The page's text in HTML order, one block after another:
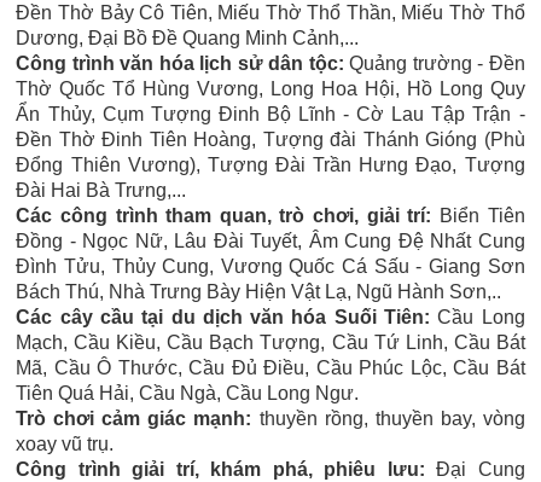
Đền Thờ Bảy Cô Tiên, Miếu Thờ Thổ Thần, Miếu Thờ Thổ
Dương, Đại Bồ Đề Quang Minh Cảnh,...
Công trình văn hóa lịch sử dân tộc: Quảng trường - Đền
Thờ Quốc Tổ Hùng Vương, Long Hoa Hội, Hồ Long Quy
Ẩn Thủy, Cụm Tượng Đinh Bộ Lĩnh - Cờ Lau Tập Trận -
Đền Thờ Đinh Tiên Hoàng, Tượng đài Thánh Gióng (Phù
Đổng Thiên Vương), Tượng Đài Trần Hưng Đạo, Tượng
Đài Hai Bà Trưng,...
Các công trình tham quan, trò chơi, giải trí: Biển Tiên
Đồng - Ngọc Nữ, Lâu Đài Tuyết, Âm Cung Đệ Nhất Cung
Đình Tửu, Thủy Cung, Vương Quốc Cá Sấu - Giang Sơn
Bách Thú, Nhà Trưng Bày Hiện Vật Lạ, Ngũ Hành Sơn,..
Các cây cầu tại du dịch văn hóa Suối Tiên: Cầu Long
Mạch, Cầu Kiều, Cầu Bạch Tượng, Cầu Tứ Linh, Cầu Bát
Mã, Cầu Ô Thước, Cầu Đủ Điều, Cầu Phúc Lộc, Cầu Bát
Tiên Quá Hải, Cầu Ngà, Cầu Long Ngư.
Trò chơi cảm giác mạnh: thuyền rồng, thuyền bay, vòng
xoay vũ trụ.
Công trình giải trí, khám phá, phiêu lưu: Đại Cung